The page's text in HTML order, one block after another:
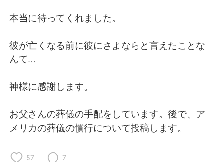
日本語 한국어
Русский ไทย
Indonesia
Türkçe
Português
本当に待ってくれました。
彼が亡くなる前に彼にさよならと言えたことな
んて…
神様に感謝します。
お父さんの葬儀の手配をしています。後で、ア
メリカの葬儀の慣行について投稿します。
57 7